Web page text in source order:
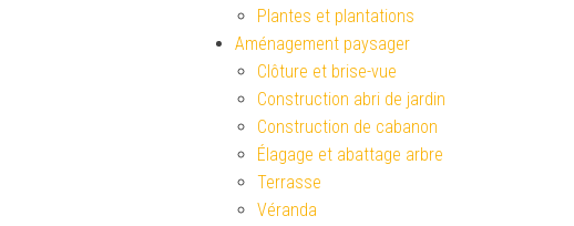
Plantes et plantations
Aménagement paysager
Clôture et brise-vue
Construction abri de jardin
Construction de cabanon
Élagage et abattage arbre
Terrasse
Véranda